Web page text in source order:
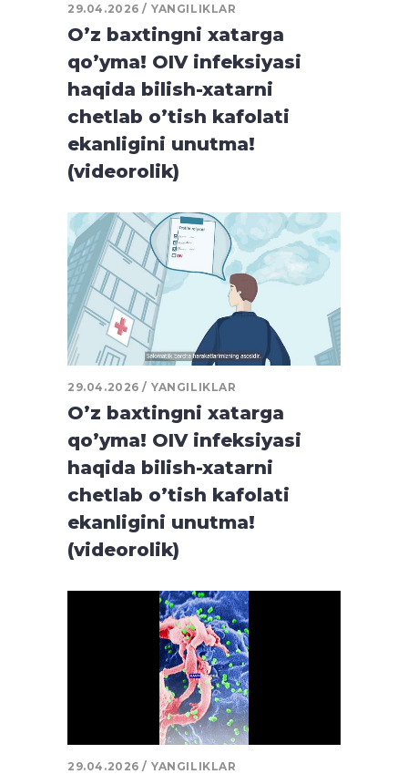
29.04.2026 YANGILIKLAR
O’z baxtingni xatarga
qo’yma! OIV infeksiyasi
haqida bilish-xatarni
chetlab o’tish kafolati
ekanligini unutma!
(videorolik)
29.04.2026 YANGILIKLAR
O’z baxtingni xatarga
qo’yma! OIV infeksiyasi
haqida bilish-xatarni
chetlab o’tish kafolati
ekanligini unutma!
(videorolik)
29.04.2026 YANGILIKLAR